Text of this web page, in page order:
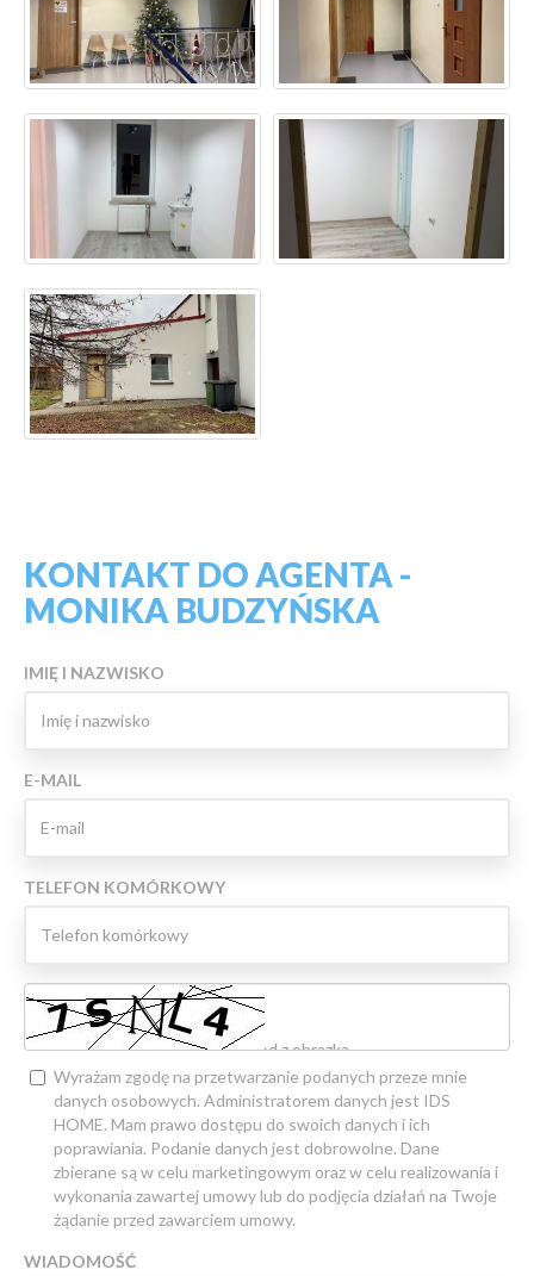
KONTAKT DO AGENTA -
MONIKA BUDZYŃSKA
IMIĘ I NAZWISKO
E-MAIL
TELEFON KOMÓRKOWY
Wyrażam zgodę na przetwarzanie podanych przeze mnie
danych osobowych. Administratorem danych jest IDS
HOME. Mam prawo dostępu do swoich danych i ich
poprawiania. Podanie danych jest dobrowolne. Dane
zbierane są w celu marketingowym oraz w celu realizowania i
wykonania zawartej umowy lub do podjęcia działań na Twoje
żądanie przed zawarciem umowy.
WIADOMOŚĆ